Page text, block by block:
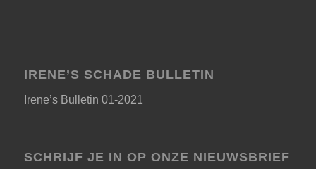
IRENE’S SCHADE BULLETIN
Irene’s Bulletin 01-2021
SCHRIJF JE IN OP ONZE NIEUWSBRIEF